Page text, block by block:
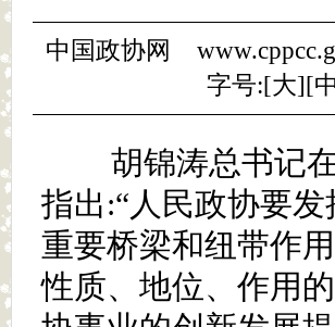
中国政协网
字号:[大][中
胡锦涛总书记
指出:“人民政协要
重要桥梁和纽带作
性质、地位、作用